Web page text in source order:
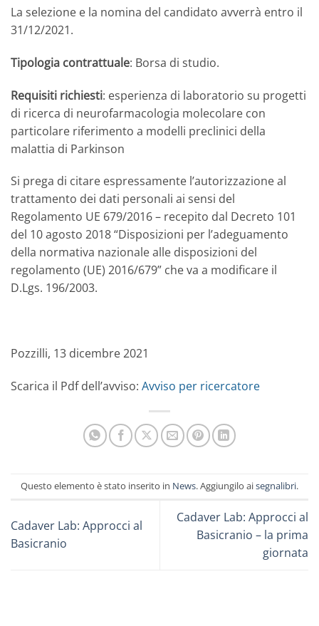
La selezione e la nomina del candidato avverrà entro il
31/12/2021.
Tipologia contrattuale: Borsa di studio.
Requisiti richiesti: esperienza di laboratorio su progetti
di ricerca di neurofarmacologia molecolare con
particolare riferimento a modelli preclinici della
malattia di Parkinson
Si prega di citare espressamente l’autorizzazione al
trattamento dei dati personali ai sensi del
Regolamento UE 679/2016 – recepito dal Decreto 101
del 10 agosto 2018 “Disposizioni per l’adeguamento
della normativa nazionale alle disposizioni del
regolamento (UE) 2016/679” che va a modificare il
D.Lgs. 196/2003.
Pozzilli, 13 dicembre 2021
Scarica il Pdf dell’avviso: Avviso per ricercatore
Questo elemento è stato inserito in News. Aggiungilo aisegnalibri.
Cadaver Lab: Approcci al
Basicranio
Cadaver Lab: Approcci al
Basicranio – la prima
giornata